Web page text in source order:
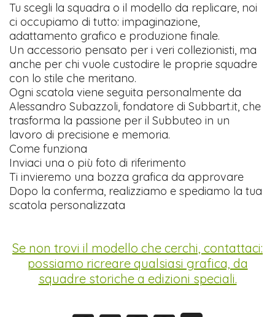
Tu scegli la squadra o il modello da replicare, noi
ci occupiamo di tutto: impaginazione,
adattamento grafico e produzione finale.
Un accessorio pensato per i veri collezionisti, ma
anche per chi vuole custodire le proprie squadre
con lo stile che meritano.
Ogni scatola viene seguita personalmente da
Alessandro Subazzoli, fondatore di Subbart.it, che
trasforma la passione per il Subbuteo in un
lavoro di precisione e memoria.
Come funziona
Inviaci una o più foto di riferimento
Ti invieremo una bozza grafica da approvare
Dopo la conferma, realizziamo e spediamo la tua
scatola personalizzata
Se non trovi il modello che cerchi, contattaci:
possiamo ricreare qualsiasi grafica, da
squadre storiche a edizioni speciali.